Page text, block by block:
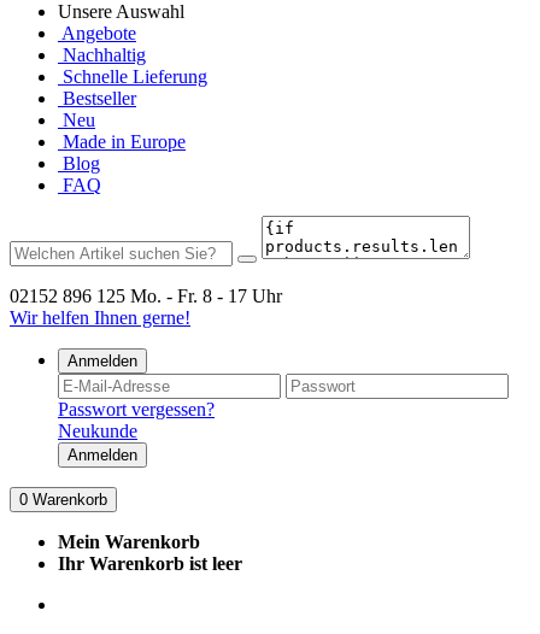
Unsere Auswahl
Angebote
Nachhaltig
Schnelle Lieferung
Bestseller
Neu
Made in Europe
Blog
FAQ
02152 896 125 Mo. - Fr. 8 - 17 Uhr
Wir helfen Ihnen gerne!
Anmelden
Passwort vergessen?
Neukunde
Anmelden
0 Warenkorb
Mein Warenkorb
Ihr Warenkorb ist leer